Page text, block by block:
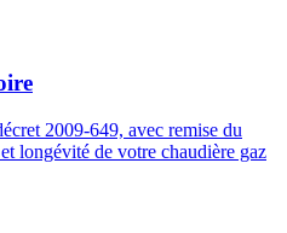
2009-649, avec remise du
longévité de votre chaudière gaz